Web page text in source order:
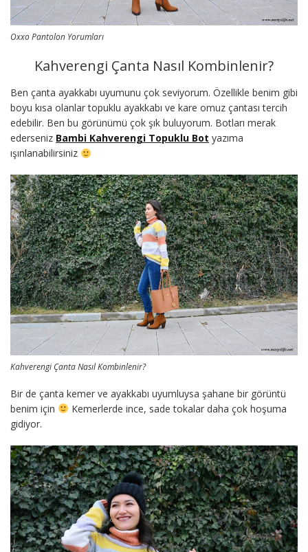
Oxxo Pantolon Yorumları
Kahverengi Çanta Nasıl Kombinlenir?
Ben çanta ayakkabı uyumunu çok seviyorum. Özellikle benim gibi
boyu kısa olanlar topuklu ayakkabı ve kare omuz çantası tercih
edebilir. Ben bu görünümü çok şık buluyorum. Botları merak
ederseniz Bambi Kahverengi Topuklu Bot yazıma
ışınlanabilirsiniz
Kahverengi Çanta Nasıl Kombinlenir?
Bir de çanta kemer ve ayakkabı uyumluysa şahane bir görüntü
benim için
Kemerlerde ince, sade tokalar daha çok hoşuma
gidiyor.